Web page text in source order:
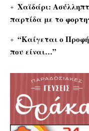
Χαϊδάρι:
παρτίδα με το
“Καίγεται ο
που είναι…”